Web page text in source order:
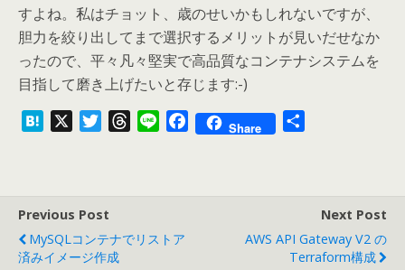
すよね。私はチョット、歳のせいかもしれないですが、
胆力を絞り出してまで選択するメリットが見いだせなか
ったので、平々凡々堅実で高品質なコンテナシステムを
目指して磨き上げたいと存じます:-)
n
t
r
s
Share
Previous Post
MySQLコンテナでリストア
済みイメージ作成
Next Post
AWS API Gateway V2 の
Terraform構成